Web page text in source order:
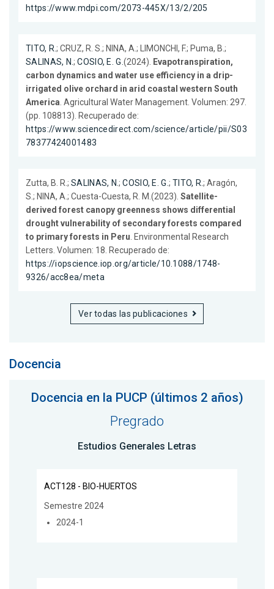
https://www.mdpi.com/2073-445X/13/2/205
TITO, R.; CRUZ, R. S.; NINA, A.; LIMONCHI, F.; Puma, B.;
SALINAS, N.;COSIO, E. G. (2024).
Evapotranspiration,
carbon dynamics and water use efficiency in a drip-
irrigated olive orchard in arid coastal western South
America . Agricultural Water Management. Volumen: 297.
(pp. 108813). Recuperado de:
https://www.sciencedirect.com/science/article/pii/S03
78377424001483
Zutta, B. R.; SALINAS, N.;COSIO, E. G. ; TITO, R.; Aragón,
S.; NINA, A.; Cuesta-Cuesta, R. M.(2023). Satellite-
derived forest canopy greenness shows differential
drought vulnerability of secondary forests compared
to primary forests in Peru . Environmental Research
Letters. Volumen: 18. Recuperado de:
https://iopscience.iop.org/article/10.1088/1748-
9326/acc8ea/meta
Ver todas las publicaciones
Docencia
Docencia en la PUCP (últimos 2 años)
Pregrado
Estudios Generales Letras
ACT128 - BIO-HUERTOS
Semestre 2024
2024-1